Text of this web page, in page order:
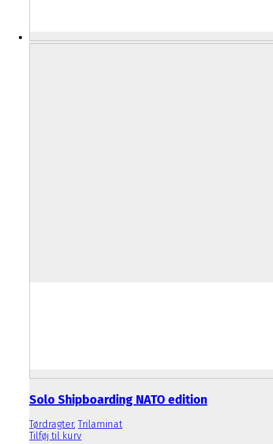
Solo Shipboarding NATO edition
Tørdragter,Trilaminat
Tilføj til kurv